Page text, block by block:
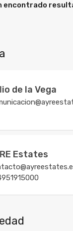
encontrado
de la Vega
Estates